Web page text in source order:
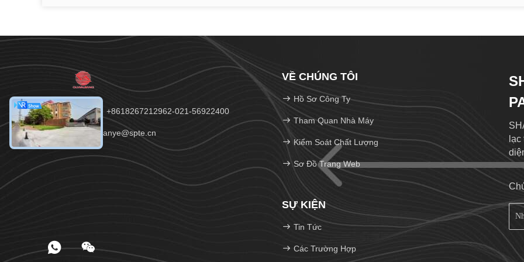
điện thoại：+8618267212962-021-56922400
E-mail：quanye@spte.cn
VỀ CHÚNG TÔI
Hồ Sơ Công Ty
Tham Quan Nhà Máy
Kiểm Soát Chất Lượng
Sơ Đồ Trang Web
SỰ KIỆN
Tin Tức
Các Trường Hợp